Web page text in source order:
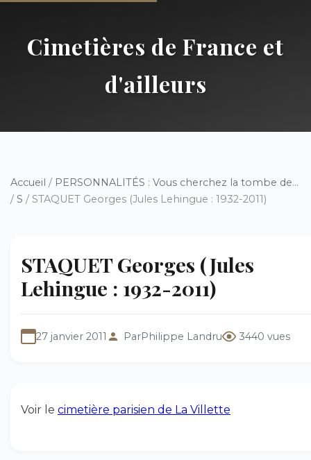
Cimetières de France et
d'ailleurs
Accueil / PERSONNALITÉS : Vous cherchez la tombe de...
/ S / STAQUET Georges (Jules Lehingue : 1932-2011)
STAQUET Georges (Jules
Lehingue : 1932-2011)
27 janvier 2011 ParPhilippe Landru 3440 vues
Voir le cimetière parisien de La Villette